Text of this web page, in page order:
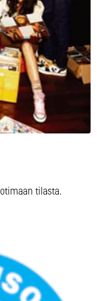
tilasta.